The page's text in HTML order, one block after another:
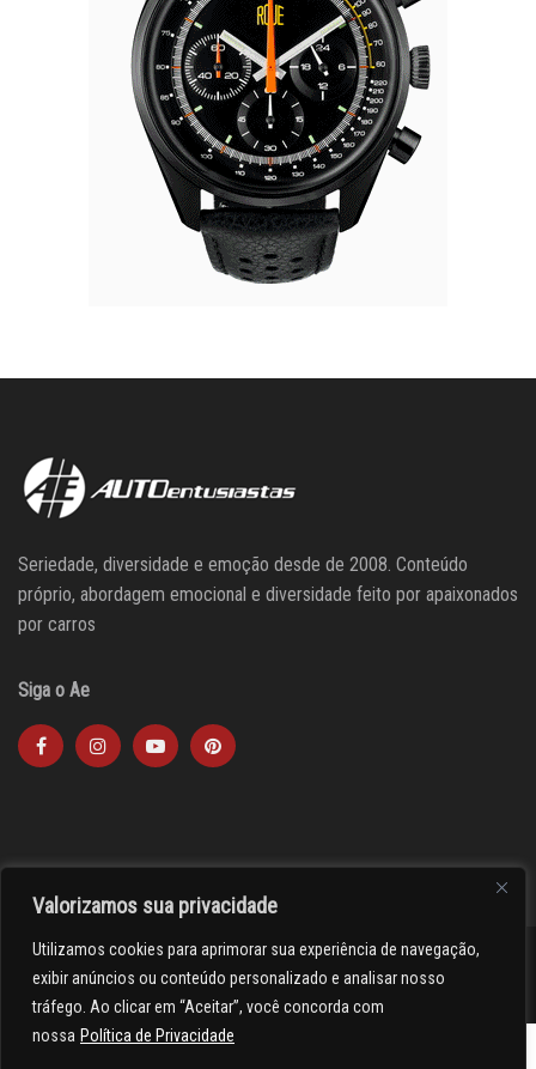
Valorizamos sua privacidade
Utilizamos cookies para aprimorar sua experiência de navegação,
exibir anúncios ou conteúdo personalizado e analisar nosso
tráfego. Ao clicar em “Aceitar”, você concorda com
nossa Política de Privacidade
Seriedade, diversidade e emoção desde de 2008. Conteúdo
próprio, abordagem emocional e diversidade feito por apaixonados
por carros
Siga o Ae
><(((º> 17